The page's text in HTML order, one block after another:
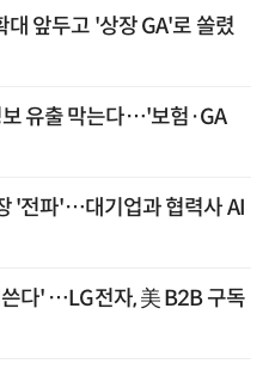
앞두고 '상장 GA'로 쏠렸
유출 막는다…'보험·GA
'전파'…대기업과 협력사 AI
다' …LG전자, 美 B2B 구독